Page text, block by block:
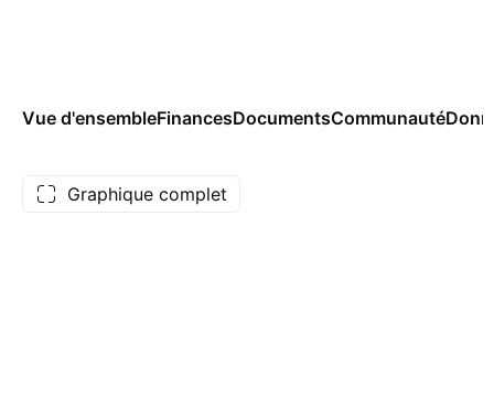
Vue d'ensembleFinancesDocumentsCommunauté
Graphique complet